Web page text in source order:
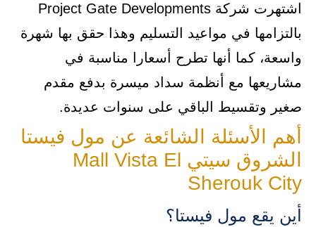
اشتهرت شركة Project Gate Developments
بالتزامها في مواعيد التسليم وهذا حقق بها شهرة
واسعة، كما أنها تطرح أسعارا مناسبة في
مشاريعها مع أنظمة سداد ميسرة بدفع مقدم
صغير وتقسيط الباقي على سنوات عديدة.
أهم الأسئلة الشائعة عن مول فيستا
الشروق سيتي Mall Vista El
Sherouk City
أين يقع مول فيستا؟